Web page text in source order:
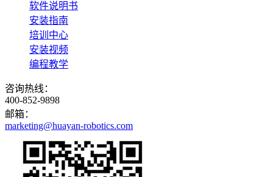
软件说明书
安装指南
培训中心
安装视频
编程教学
咨询热线：
400-852-9898
邮箱：
marketing@huayan-robotics.com